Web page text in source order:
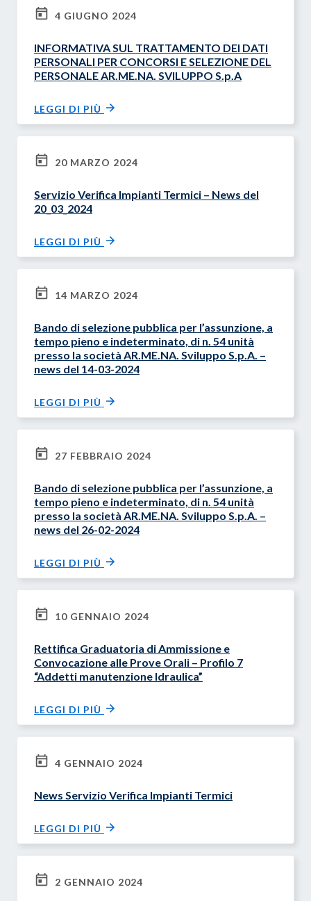
4 GIUGNO 2024
INFORMATIVA SUL TRATTAMENTO DEI DATI
PERSONALI PER CONCORSI E SELEZIONE DEL
PERSONALE AR.ME.NA. SVILUPPO S.p.A
LEGGI DI PIÙ
20 MARZO 2024
Servizio Verifica Impianti Termici – News del
20_03_2024
LEGGI DI PIÙ
14 MARZO 2024
Bando di selezione pubblica per l’assunzione, a
tempo pieno e indeterminato, di n. 54 unità
presso la società AR.ME.NA. Sviluppo S.p.A. –
news del 14-03-2024
LEGGI DI PIÙ
27 FEBBRAIO 2024
Bando di selezione pubblica per l’assunzione, a
tempo pieno e indeterminato, di n. 54 unità
presso la società AR.ME.NA. Sviluppo S.p.A. –
news del 26-02-2024
LEGGI DI PIÙ
10 GENNAIO 2024
Rettifica Graduatoria di Ammissione e
Convocazione alle Prove Orali – Profilo 7
“Addetti manutenzione Idraulica”
LEGGI DI PIÙ
4 GENNAIO 2024
News Servizio Verifica Impianti Termici
LEGGI DI PIÙ
2 GENNAIO 2024